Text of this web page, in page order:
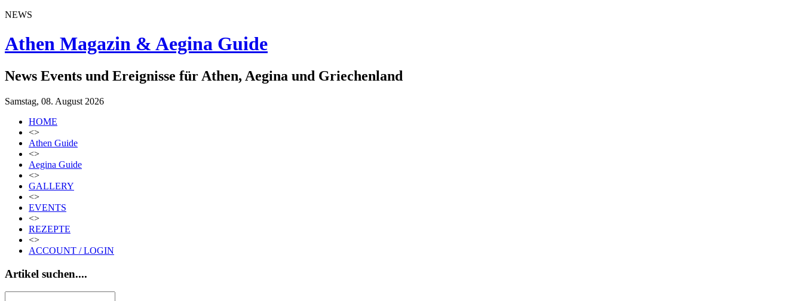
NEWS
Athen Magazin & Aegina Guide
News Events und Ereignisse für Athen, Aegina und Griechenland
Samstag, 08. August 2026
HOME
<>
Athen Guide
<>
Aegina Guide
<>
GALLERY
<>
EVENTS
<>
REZEPTE
<>
ACCOUNT / LOGIN
Artikel suchen....